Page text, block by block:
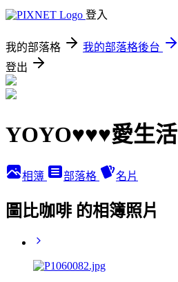
登入
我的部落格 我的部落格後台
登出
YOYO♥♥♥愛生活
相簿 部落格 名片
圖比咖啡 的相簿照片